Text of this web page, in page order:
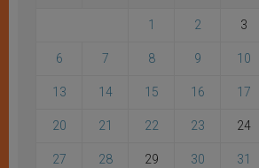
1 2 3
6 7 8 9 10
13 14 15 16 17
20 21 22 23 24
27 28 29 30 31